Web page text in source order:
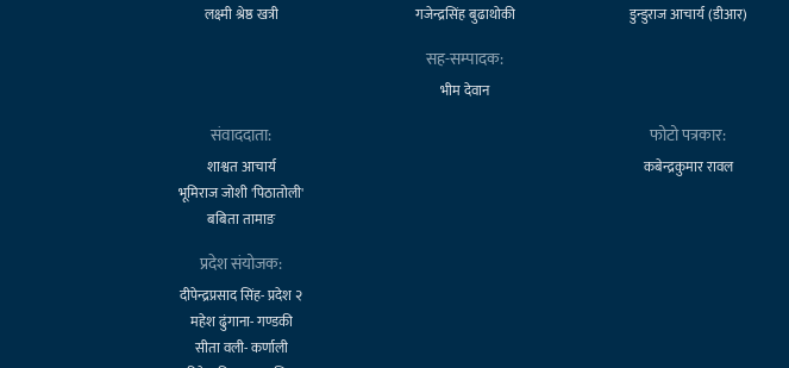
लक्ष्मी श्रेष्ठ खत्री गजेन्द्रसिंह बुढाथोकी डुन्डुराज आचार्य (डीआर)
सह-सम्पादक:
भीम देवान
संवाददाता:
शाश्वत आचार्य
भूमिराज जोशी 'पिठातोली'
बबिता तामाङ
फोटो पत्रकार:
कबेन्द्रकुमार रावल
प्रदेश संयोजक:
दीपेन्द्रप्रसाद सिंह- प्रदेश २
महेश ढुंगाना- गण्डकी
सीता वली- कर्णाली